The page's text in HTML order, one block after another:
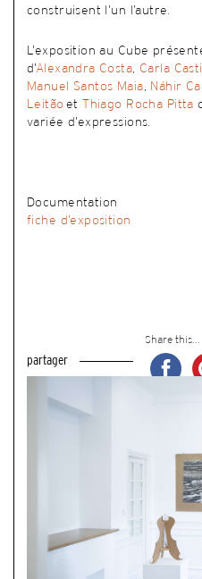
construisent l’un l’autre.
L’exposition au Cube
d’Alexandra Costa, Carla
Manuel Santos Maia, Náhir
Leitão et Thiago Rocha Pitta
variée d’expressions.
Documentation
fiche d’exposition
partager
Share this...